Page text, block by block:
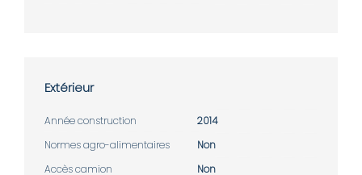
Extérieur
Année construction
2014
Normes agro-alimentaires
Non
Accès camion
Non